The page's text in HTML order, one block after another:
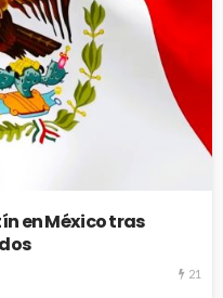
en México tras
21